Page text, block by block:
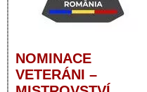
NOMINACE
VETERÁNI –